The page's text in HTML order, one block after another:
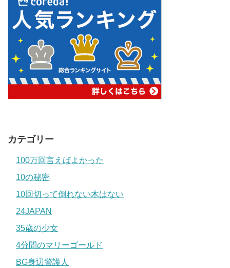
カテゴリー
100万回言えばよかった
10の秘密
10回切って倒れない木はない
24JAPAN
35歳の少女
4分間のマリーゴールド
BG身辺警護人